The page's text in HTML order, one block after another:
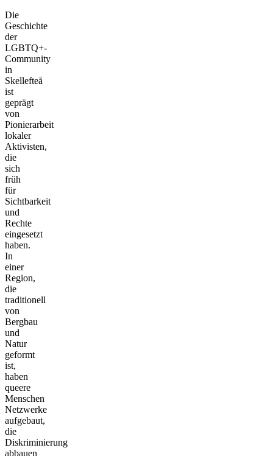
Die
Geschichte
der
LGBTQ+-
Community
in
Skellefteå
ist
geprägt
von
Pionierarbeit
lokaler
Aktivisten,
die
sich
früh
für
Sichtbarkeit
und
Rechte
eingesetzt
haben.
In
einer
Region,
die
traditionell
von
Bergbau
und
Natur
geformt
ist,
haben
queere
Menschen
Netzwerke
aufgebaut,
die
Diskriminierung
abbauen